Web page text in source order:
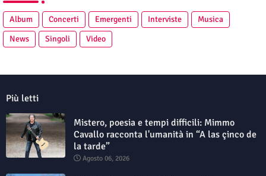
Album Concerti Emergenti Interviste
Musica
News
Singoli Video
Più letti
Mistero, poesia e tempi difficili: Mimmo
Cavallo racconta l'umanità in “A las çinco de
la tarde”
Agosto 06, 2026